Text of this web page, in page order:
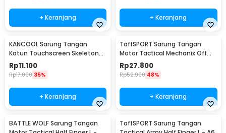
+ Keranjang + Keranjang
KANCOOL Sarung Tangan
Katun Touchscreen Skeleton
All Size Unisex - YN1168
Rp11.100
Rp17.000 35%
+ Keranjang
TaffSPORT Sarung Tangan
Motor Tactical Mechanix Off
Road - XT07
Rp27.800
Rp52.900 48%
+ Keranjang
BATTLE WOLF Sarung Tangan
TaffSPORT Sarung Tangan